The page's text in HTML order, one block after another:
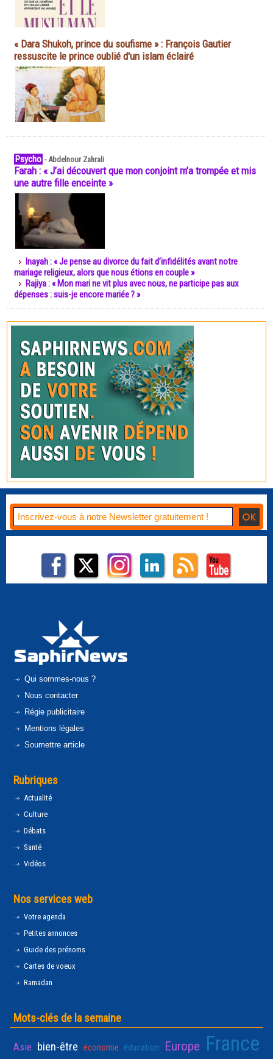
« Dara Shukoh, prince du soufisme » : François Gautier
ressuscite le prince oublié d'un islam éclairé
Psycho -Abdelnour Zahrali
Farah : « J’ai découvert que mon conjoint m’a trompée et mis
une autre fille enceinte »
Inayah : « Je pense au divorce du fait d’infidélités avant notre
mariage religieux, alors que nous étions en couple »
Rajiya : « Mon mari ne vit plus avec nous, ne participe pas aux
dépenses : suis-je encore mariée ? »
Qui sommes-nous ?
Nous contacter
Régie publicitaire
Mentions légales
Soumettre article
Rubriques
Actualité
Culture
Débats
Santé
Vidéos
Nos services web
Votre agenda
Petites annonces
Guide des prénoms
Cartes de voeux
Ramadan
Mots-clés de la semaine
Asie bien-être économie éducation Europe France